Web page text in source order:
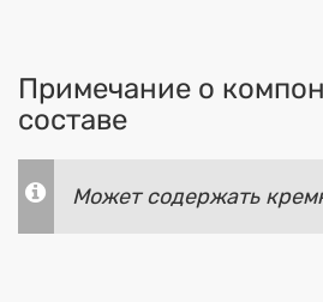
Примечание о
составе
Может содержать